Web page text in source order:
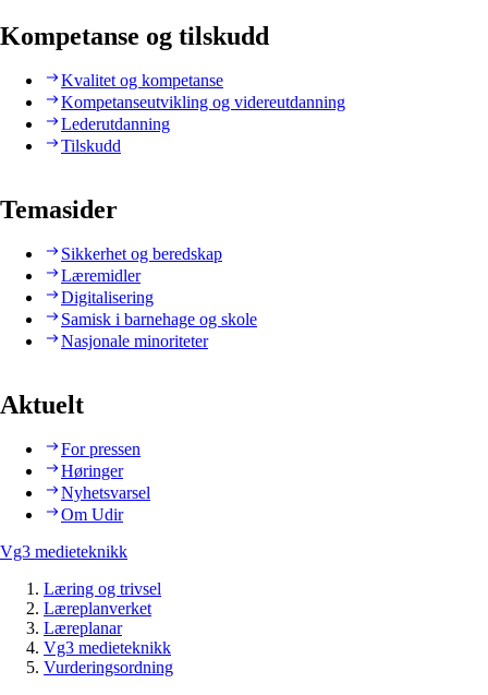
Kompetanse og tilskudd
Kvalitet og kompetanse
Kompetanseutvikling og videreutdanning
Lederutdanning
Tilskudd
Temasider
Sikkerhet og beredskap
Læremidler
Digitalisering
Samisk i barnehage og skole
Nasjonale minoriteter
Aktuelt
For pressen
Høringer
Nyhetsvarsel
Om Udir
Vg3 medieteknikk
Læring og trivsel
Læreplanverket
Læreplanar
Vg3 medieteknikk
Vurderingsordning